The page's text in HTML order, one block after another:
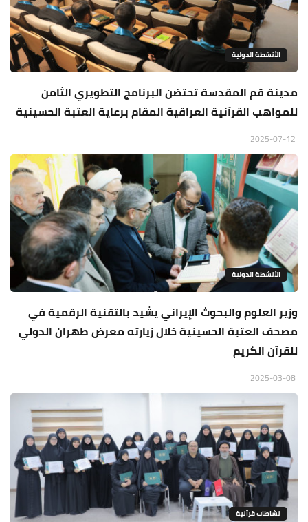
الأنشطة الدولية
مدينة قم المقدسة تحتضن البرنامج التطويري الثامن
للمواهب القرآنية العراقية المقام برعاية العتبة الحسينية
الأنشطة الدولية
وزير العلوم والبحوث الإيراني يشيد بالتقنية الرقمية في
مصحف العتبة الحسينية خلال زيارته معرض طهران الدولي
للقرآن الكريم
نشاطات قرآنية